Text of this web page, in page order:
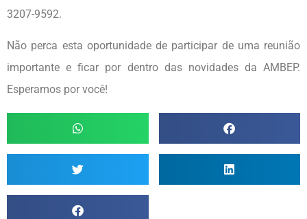
3207-9592.
Não perca esta oportunidade de participar de uma reunião
importante e ficar por dentro das novidades da AMBEP.
Esperamos por você!